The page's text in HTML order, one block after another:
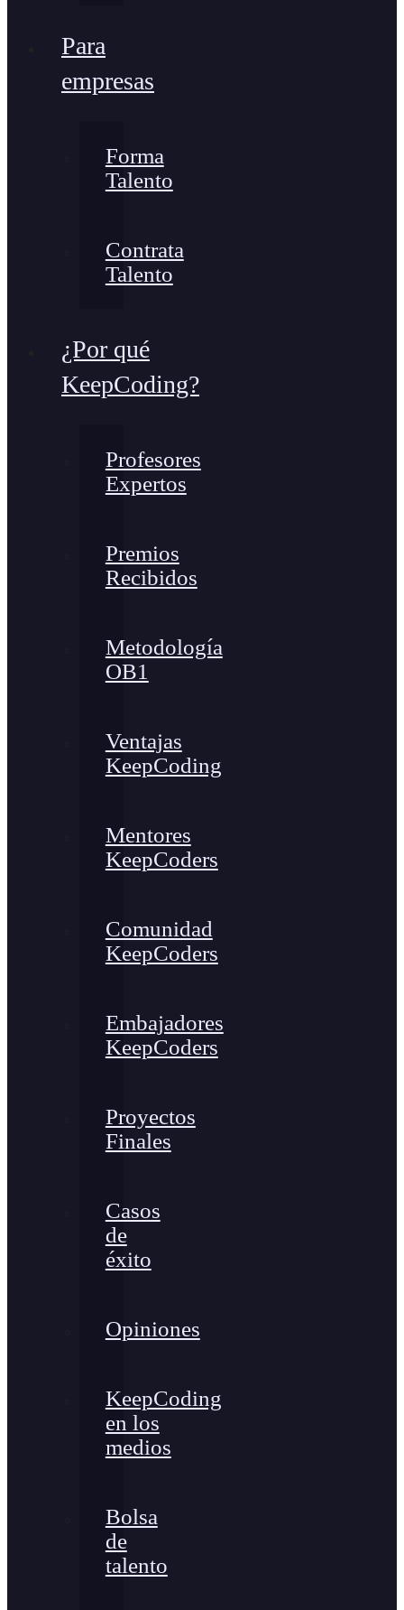
Para
empresas
Forma
Talento
Contrata
Talento
¿Por qué
KeepCoding?
Profesores
Expertos
Premios
Recibidos
Metodología
OB1
Ventajas
KeepCoding
Mentores
KeepCoders
Comunidad
KeepCoders
Embajadores
KeepCoders
Proyectos
Finales
Casos
de
éxito
Opiniones
KeepCoding
en los
medios
Bolsa
de
talento